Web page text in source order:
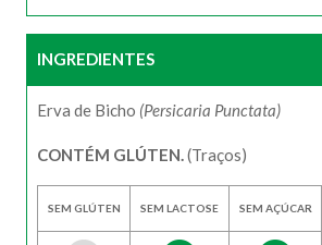
INGREDIENTES
Erva de Bicho (Persicaria Punctata)
CONTÉM GLÚTEN. (Traços)
SEM GLÚTEN SEM LACTOSE SEM AÇÚCAR